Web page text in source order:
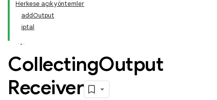
Herkese açık yöntemler
addOutput
iptal
CollectingOutput
Receiver